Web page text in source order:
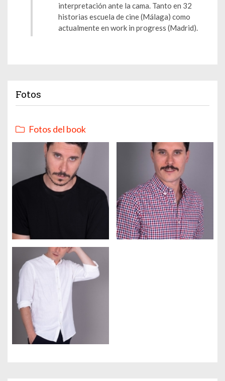
interpretación ante la cama. Tanto en 32
historias escuela de cine (Málaga) como
actualmente en work in progress (Madrid).
Fotos
Fotos del book